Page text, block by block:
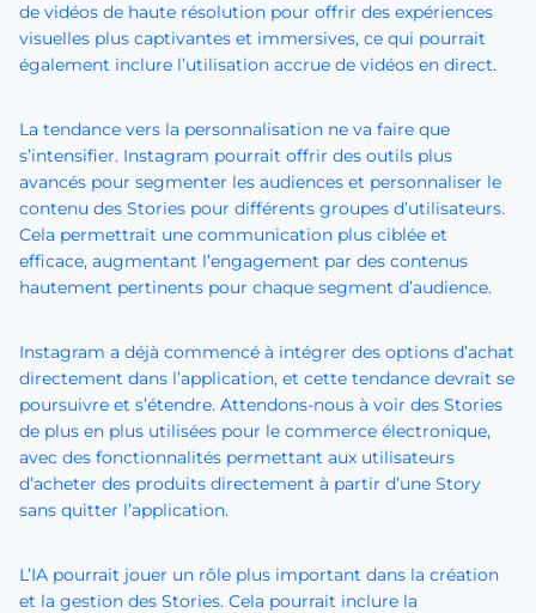
de vidéos de haute résolution pour offrir des expériences
visuelles plus captivantes et immersives, ce qui pourrait
également inclure l’utilisation accrue de vidéos en direct.
La tendance vers la personnalisation ne va faire que
s’intensifier. Instagram pourrait offrir des outils plus
avancés pour segmenter les audiences et personnaliser le
contenu des Stories pour différents groupes d’utilisateurs.
Cela permettrait une communication plus ciblée et
efficace, augmentant l’engagement par des contenus
hautement pertinents pour chaque segment d’audience.
Instagram a déjà commencé à intégrer des options d’achat
directement dans l’application, et cette tendance devrait se
poursuivre et s’étendre. Attendons-nous à voir des Stories
de plus en plus utilisées pour le commerce électronique,
avec des fonctionnalités permettant aux utilisateurs
d’acheter des produits directement à partir d’une Story
sans quitter l’application.
L’IA pourrait jouer un rôle plus important dans la création
et la gestion des Stories. Cela pourrait inclure la